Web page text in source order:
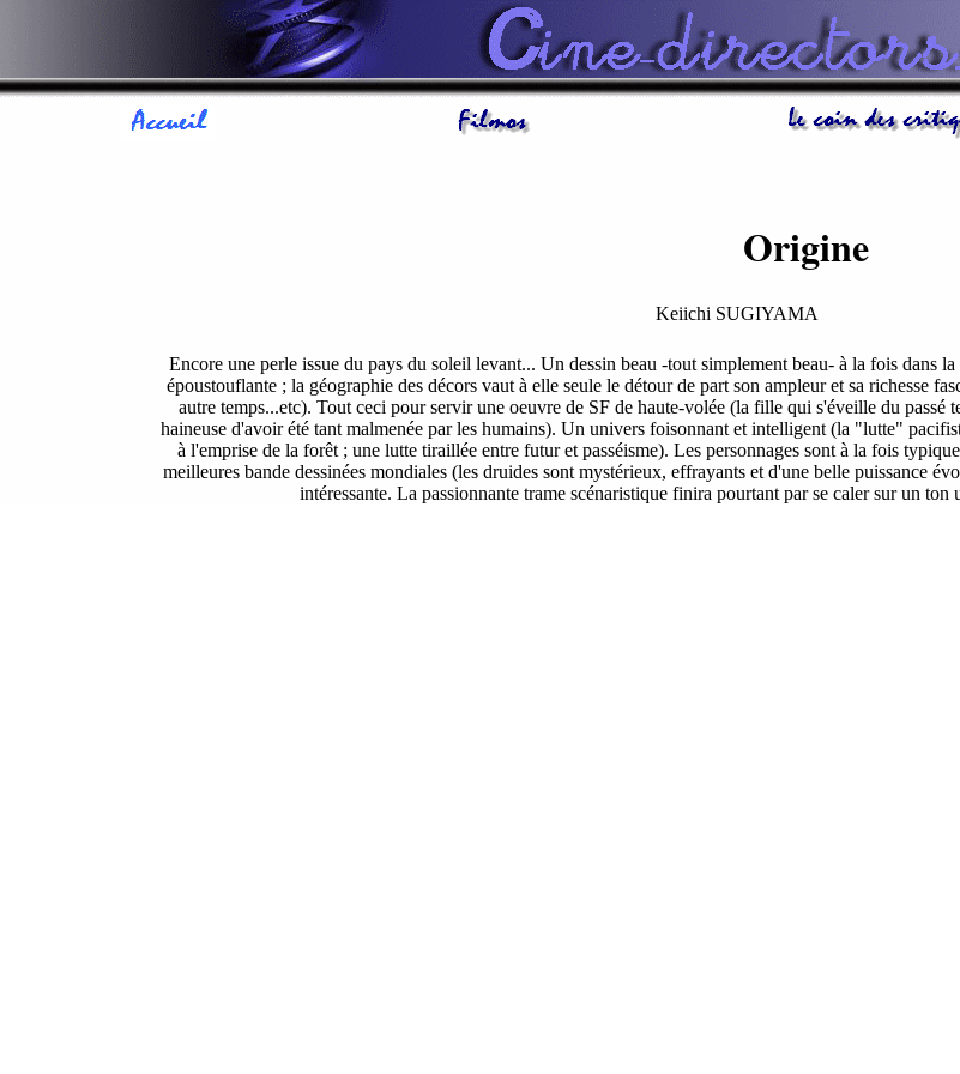
Origine
Keiichi SUGIYAMA
Encore une perle issue du pays du soleil levant... Un dessin beau -tout simplement beau- à la fois dans
époustouflante ; la géographie des décors vaut à elle seule le détour de part son ampleur et sa richesse
autre temps...etc). Tout ceci pour servir une oeuvre de SF de haute-volée (la fille qui s'éveille du passé
haineuse d'avoir été tant malmenée par les humains). Un univers foisonnant et intelligent (la "lutte"
à l'emprise de la forêt ; une lutte tiraillée entre futur et passéisme). Les personnages sont à la fois
meilleures bande dessinées mondiales (les druides sont mystérieux, effrayants et d'une belle puissance
intéressante. La passionnante trame scénaristique finira pourtant par se caler sur un